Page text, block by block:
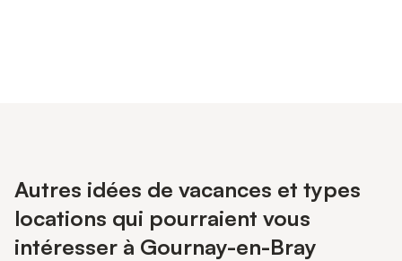
Autres idées de vacances et types
locations qui pourraient vous
intéresser à Gournay-en-Bray